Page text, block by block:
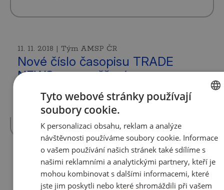
11. 11. 2018 | Tým AMSP ČR
Nové číslo časopisu TRADE
NEWS se zaměřením na
teritorium Ruské federace
...vícevíce »
18. 10. 2018 | Tým AMSP ČR
Malé firmy zažijí digitální
Tyto webové stránky používají
soubory cookie.
K personalizaci obsahu, reklam a analýze
návštěvnosti používáme soubory cookie. Informace
o vašem používání našich stránek také sdílíme s
našimi reklamními a analytickými partnery, kteří je
mohou kombinovat s dalšími informacemi, které
jste jim poskytli nebo které shromáždili při vašem